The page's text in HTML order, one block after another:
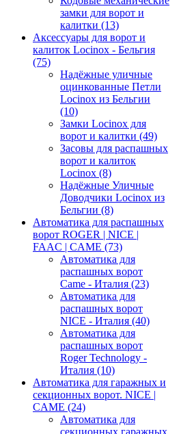
замки для ворот и
калитки (13)
Аксессуары для ворот и
калиток Locinox - Бельгия
(75)
Надёжные уличные
оцинкованные Петли
Locinox из Бельгии
(10)
Замки Locinox для
ворот и калитки (49)
Засовы для распашных
ворот и калиток
Locinox (8)
Надёжные Уличные
Доводчики Locinox из
Бельгии (8)
Автоматика для распашных
ворот ROGER | NICE |
FAAC | CAME (73)
Автоматика для
распашных ворот
Came - Италия (23)
Автоматика для
распашных ворот
NICE - Италия (40)
Автоматика для
распашных ворот
Roger Technology -
Италия (10)
Автоматика для гаражных и
секционных ворот. NICE |
CAME (24)
Автоматика для
секционных гаражных